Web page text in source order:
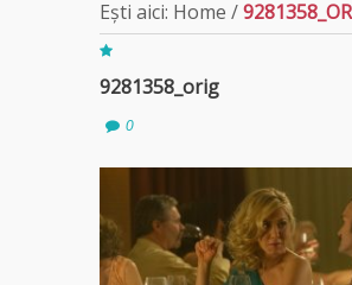
Ești aici: Home /
9281358_orig
0